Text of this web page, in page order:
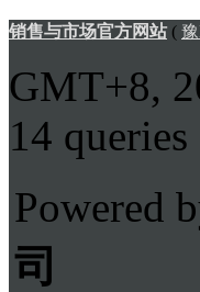
销售与市场官方网站(
GMT+8,
14 queries
Powered
司